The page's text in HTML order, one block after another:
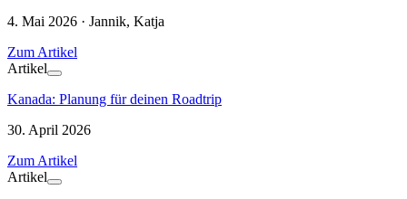
4. Mai 2026 · Jannik, Katja
Zum Artikel
Artikel
Kanada: Planung für deinen Roadtrip
30. April 2026
Zum Artikel
Artikel